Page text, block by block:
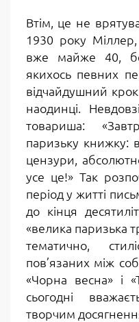
Втім, це не
1930 року
вже майже 40,
якихось певних
відчайдушний
наодинці.
товариша:
паризьку книжку:
цензури,
усе це!» Так
період у житті
до кінця
«велика паризька
тематично,
пов’язаних між
«Чорна весна» і
сьогодні
творчим